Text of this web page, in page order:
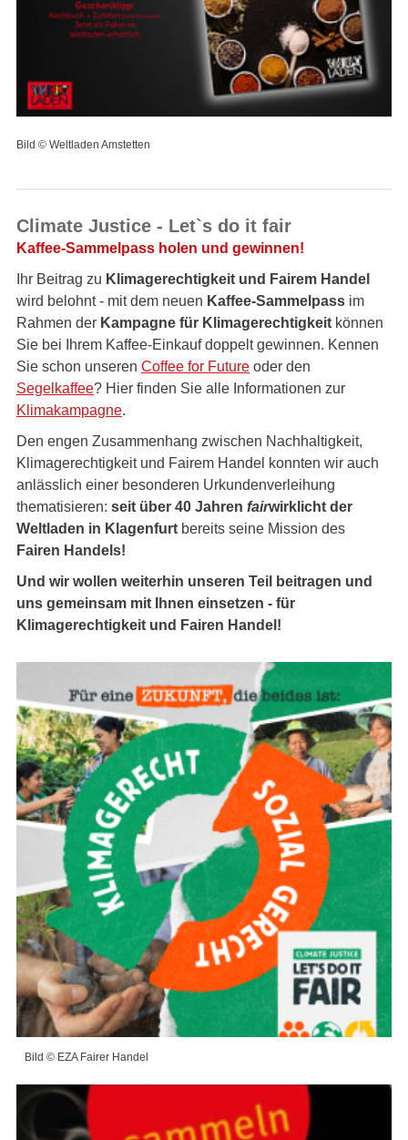
Bild © Weltladen Amstetten
Climate Justice - Let`s do it fair
Kaffee-Sammelpass holen und gewinnen!
Ihr Beitrag zu Klimagerechtigkeit und Fairem Handel
wird belohnt - mit dem neuen Kaffee-Sammelpass im
Rahmen der Kampagne für Klimagerechtigkeit können
Sie bei Ihrem Kaffee-Einkauf doppelt gewinnen. Kennen
Sie schon unseren Coffee for Future oder den
Segelkaffee? Hier finden Sie alle Informationen zur
Klimakampagne.
Den engen Zusammenhang zwischen Nachhaltigkeit,
Klimagerechtigkeit und Fairem Handel konnten wir auch
anlässlich einer besonderen Urkundenverleihung
thematisieren: seit über 40 Jahren fairwirklicht der
Weltladen in Klagenfurt bereits seine Mission des
Fairen Handels!
Und wir wollen weiterhin unseren Teil beitragen und
uns gemeinsam mit Ihnen einsetzen - für
Klimagerechtigkeit und Fairen Handel!
Bild © EZA Fairer Handel